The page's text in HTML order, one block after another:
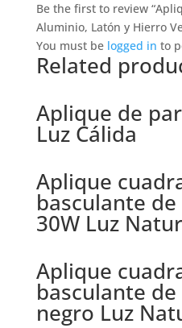
Be the first to review
Aluminio, Latón y Hierro
You must be logged in to
Related
Aplique de
Luz Cálida
Aplique
basculante
30W Luz
Aplique
basculante
negro Luz